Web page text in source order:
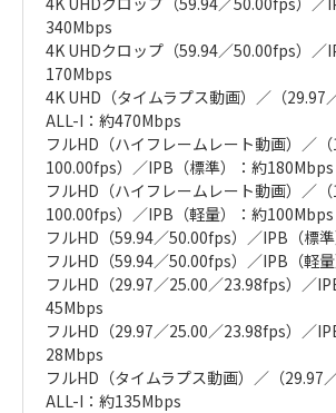
340Mbps
4K UHDクロップ（59.94／50.00fps）／
170Mbps
4K UHD（タイムラプス動画）／（29.97
ALL-I：約470Mbps
フルHD（ハイフレームレート動画）／
100.00fps）／IPB（標準）：約180Mbps
フルHD（ハイフレームレート動画）／
100.00fps）／IPB（軽量）：約100Mbps
フルHD（59.94／50.00fps）／IPB（標
フルHD（59.94／50.00fps）／IPB（軽
フルHD（29.97／25.00／23.98fps）／
45Mbps
フルHD（29.97／25.00／23.98fps）／
28Mbps
フルHD（タイムラプス動画）／（29.97
ALL-I：約135Mbps